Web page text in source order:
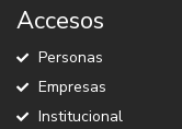
Accesos
Personas
Empresas
Institucional